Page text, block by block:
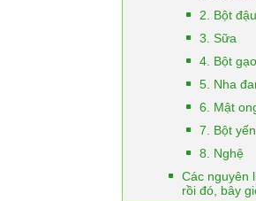
2. Bột
3. Sữa
4. Bột gạo
5. Nha
6. Mật
7. Bột
8. Nghệ
Các nguyên
rồi đó, bây